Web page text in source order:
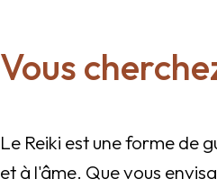
Vous
Le Reiki est une forme de
et à l'âme. Que vous